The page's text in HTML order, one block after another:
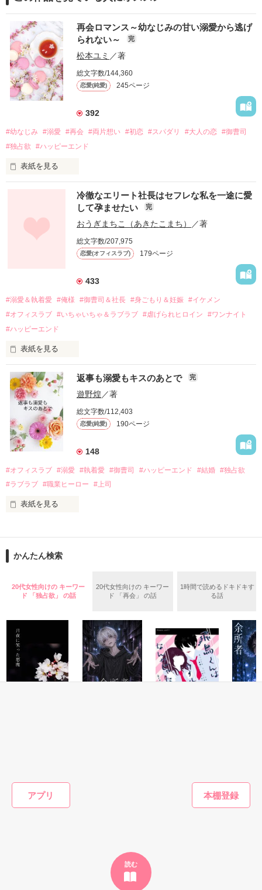
アプリ
読む
再会ロマンス～幼なじみの甘い溺愛から逃げ
られない～
完
松本ユミ ／著
総文字数/144,360
恋愛(純愛) 245ページ
392
#幼なじみ #溺愛 #再会 #両片想い #初恋 #スパダリ #大人の恋 #御曹司
#独占欲
#ハッピーエンド
表紙を見る
幼なじみの哲平に淡い恋心を抱いていた美桜。
しかし、ある出来事をきっかけに二人の関係は壊れてしまう。
関係修復もできないまま、美桜は両親の離婚によって
引っ越すことになり、哲平とも離れ離れになった。
それから約十二年後。
過去の傷から、二度と会いたくないと思っていた哲平に
運命のような再会を果たす。
酔った勢いで一夜を共にしてしまった。
さらに、美桜が初めてだと知った哲平は
『責任をとる、結婚しよう』と真っ直ぐに告げてきた。
戸惑う美桜とは裏腹に、好きという気持ちを隠すことなく
甘やかしてくる。
そんなある日、哲平は美桜がストーカー被害に
遭っていることを知る。
美桜を守るため、哲平は同居を提案してきて――。
夏木美桜(なつきみお)
鳴海哲平 (なるみてっぺい)
2026.6.5～2026.7.25
＊以前、公開していた話の改稿版です＊
作品を読む
冷徹なエリート社長はセフレな私を一途に愛
して孕ませたい
完
おうぎまちこ（あきたこまち） ／著
総文字数/207,975
恋愛(オフィスラブ) 179ページ
433
#溺愛＆執着愛 #俺様 #御曹司＆社長 #身ごもり＆妊娠 #イケメン
#オフィスラブ #いちゃいちゃ＆ラブラブ #虐げられヒロイン
#ワンナイト
#ハッピーエンド
表紙を見る
おかしな噂を流されて前の職場でうまくいかなかった梅田美
桜は、海外で傷心旅行をしていたところ、日本人美青年と出会
い、酒の勢いもあり一夜限りの関係となる。
帰国後、美桜は新しい職場でワンナイトした美青年と再会。
なんと彼の正体は、とある財閥御曹司にも関わらず、一族を離
れて起業した新進気鋭の実業家、社内でも冷徹だと評判な社長
――御影恭司その人だったのだ――！
なぜか恭司から飼い猫の世話係を命じられた美桜は、猫の世
の関係となってしまい――？
返事も溺愛もキスのあとで 完
遊野煌 ／著
総文字数/112,403
恋愛(純愛) 190ページ
148
#オフィスラブ #溺愛 #執着愛 #御曹司 #ハッピーエンド #結婚 #独占欲
#ラブラブ #職業ヒーロー #上司
表紙を見る
ションの企画戦略室で働いている。
めた、同期で恋人の石垣守（26）がいるのだが、後輩の姫原由
いた。
守と由羅から『便利屋雛子』と馬鹿にされ、一人こっそり泣い
た上、同居まで提案してきて──？
鷹哉『宜しくな、俺の雛子』🦅
雛子『俺の……ひぃ、雛子？！！！』🐥
シゴデキで冷徹な上司が見せる素顔は、なぜか想像以上に甘く
かんたん検索
20代女性向けの キーワー
ド 「独占欲」 の話
20代女性向けの キーワー
ド 「再会」 の話
1時間で読めるドキドキす
る話
かんたん検索の条件を変える